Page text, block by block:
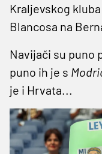
Kraljevskog
Blancosa na
Navijači su puno
puno ih je s
je i Hrvata...